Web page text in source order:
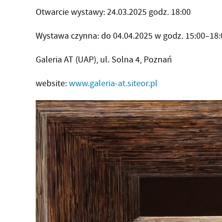
Otwarcie wystawy: 24.03.2025 godz. 18:00
Wystawa czynna: do 04.04.2025 w godz.
Galeria AT (UAP), ul. Solna 4, Poznań
website:www.galeria-at.siteor.pl